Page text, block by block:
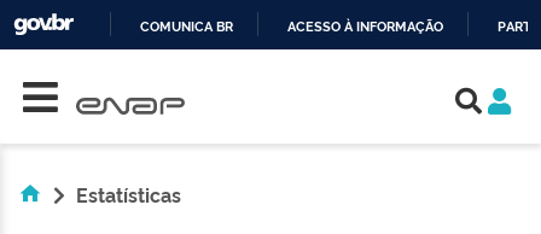
COMUNICA BR ACESSO À INFORMAÇÃO
Estatísticas